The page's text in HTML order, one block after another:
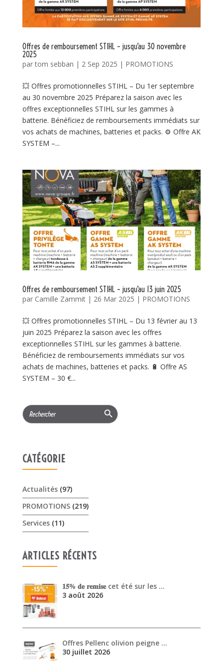
Offres de remboursement STIHL – jusqu’au 30 novembre
2025
partom sebban | 2 Sep 2025 | PROMOTIONS
💥 Offres promotionnelles STIHL – Du 1er septembre
au 30 novembre 2025 Préparez la saison avec les
offres exceptionnelles STIHL sur les gammes à
batterie. Bénéficiez de remboursements immédiats sur
vos achats de machines, batteries et packs. ⚙️ Offre AK
SYSTEM –...
Offres de remboursement STIHL – jusqu’au 13 juin 2025
par Camille Zammit| 26 Mar 2025 | PROMOTIONS
💥 Offres promotionnelles STIHL – Du 13 février au 13
juin 2025 Préparez la saison avec les offres
exceptionnelles STIHL sur les gammes à batterie.
Bénéficiez de remboursements immédiats sur vos
achats de machines, batteries et packs. 🔋 Offre AS
SYSTEM – 30 €...
Search
for:
Search Button
CATÉGORIE
Actualités(97)
PROMOTIONS(219)
Services(11)
ARTICLES RÉCENTS
𝟏𝟓% 𝐝𝐞 𝐫𝐞𝐦𝐢𝐬𝐞 cet été sur les …
3 août 2026
Offres Pellenc olivion peigne …
30 juillet 2026